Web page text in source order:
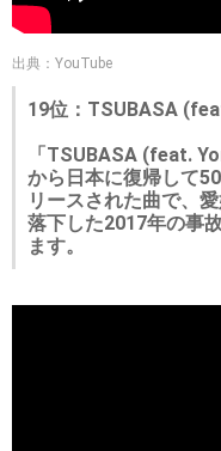
出典：YouTube
19位：TSUBASA
「TSUBASA (feat.
から日本に復帰して
リースされた曲で、
落下した2017年の事
ます。